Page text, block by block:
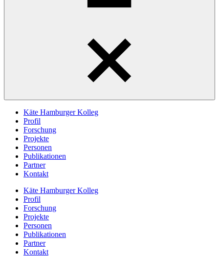
Käte Hamburger Kolleg
Profil
Forschung
Projekte
Personen
Publikationen
Partner
Kontakt
Käte Hamburger Kolleg
Profil
Forschung
Projekte
Personen
Publikationen
Partner
Kontakt